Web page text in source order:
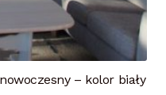
– kolor biały